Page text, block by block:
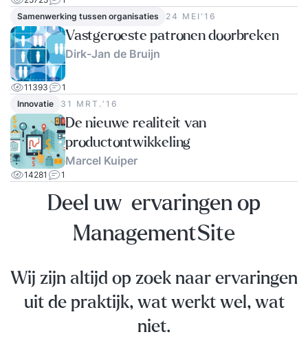
Samenwerking tussen organisaties
24 MEI‘16
Vastgeroeste patronen doorbreken
Dirk-Jan de Bruijn
11393
1
Innovatie
31 MRT.‘16
De nieuwe realiteit van
productontwikkeling
Marcel Kuiper
14281 1
Deel uw ervaringen op
ManagementSite
Wij zijn altijd op zoek naar ervaringen
uit de praktijk, wat werkt wel, wat
niet.